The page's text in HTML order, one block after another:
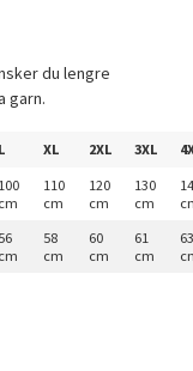
du lengre
garn.
L XL 2XL 3XL
100
cm
110
cm
120
cm
130
cm
56
cm
58
cm
60
cm
61
cm